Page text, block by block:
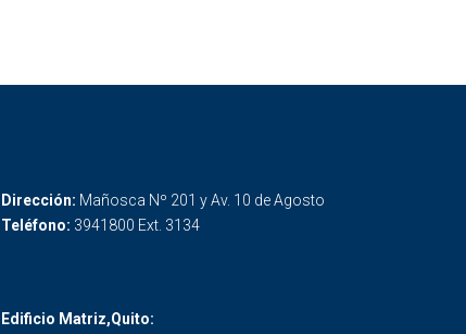
Dirección: Mañosca Nº 201 y Av. 10 de Agosto
Teléfono: 3941800 Ext. 3134
Edificio Matriz,Quito: